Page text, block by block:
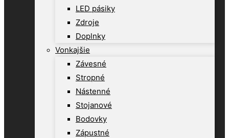
LED pásiky
Zdroje
Doplnky
Vonkajšie
Závesné
Stropné
Nástenné
Stojanové
Bodovky
Zápustné